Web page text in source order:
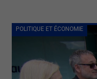
POLITIQUE ET ÉCONOMIE